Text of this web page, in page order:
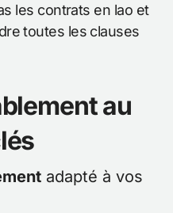
les contrats en lao et
toutes les clauses
au
adapté à vos